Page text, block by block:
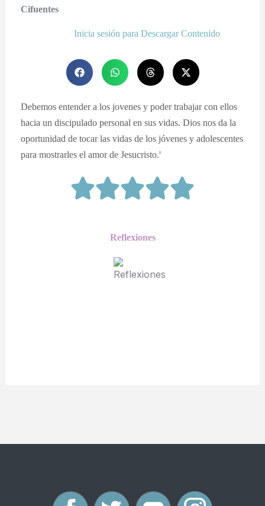
Cifuentes
Inicia sesión para Descargar Contenido
Debemos entender a los jovenes y poder trabajar con ellos
hacia un discipulado personal en sus vidas. Dios nos da la
oportunidad de tocar las vidas de los jóvenes y adolescentes
para mostrarles el amor de Jesucristo.'
Reflexiones